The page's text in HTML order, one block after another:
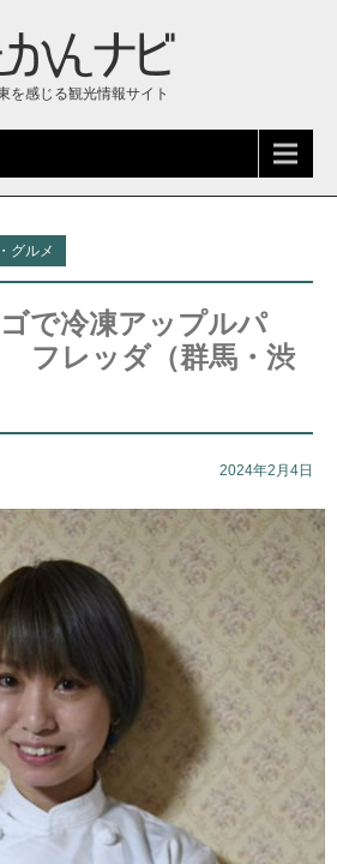
を感じる観光情報サイト
グルメ
で冷凍アップルパ
レッダ（群馬・渋
2024年2月4日